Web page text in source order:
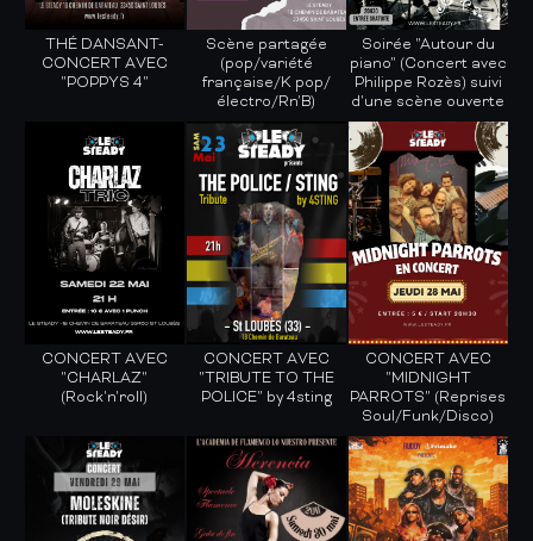
THÉ DANSANT-
CONCERT AVEC
"POPPYS 4"
Scène partagée
(pop/variété
française/K pop/
électro/Rn'B)
Soirée "Autour du
piano" (Concert avec
Philippe Rozès) suivi
d'une scène ouverte
CONCERT AVEC
"CHARLAZ"
(Rock'n'roll)
CONCERT AVEC
"TRIBUTE TO THE
POLICE" by 4sting
CONCERT AVEC
"MIDNIGHT
PARROTS" (Reprises
Soul/Funk/Disco)